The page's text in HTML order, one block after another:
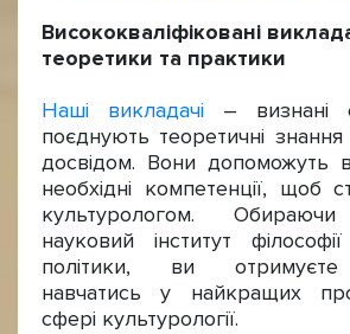
Висококваліфіковані
теоретики та практики
Наші викладачі – визнані
поєднують теоретичні
досвідом. Вони допоможуть
необхідні компетенції, щоб
культурологом.
науковий інститут
політики, ви отримуєте
навчатись у найкращих
сфері культурології.